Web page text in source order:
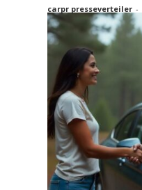
carpr presseverteiler -